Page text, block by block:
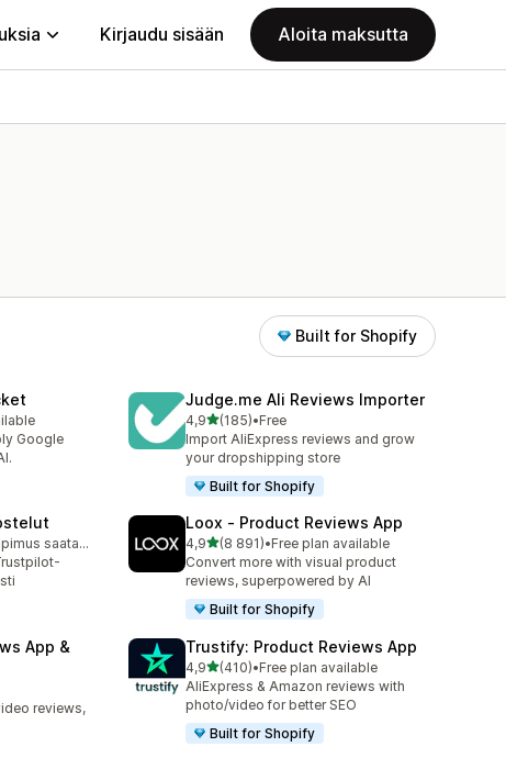
Kirjaudu sisään Aloita maksutta
Built for Shopify
Google
Judge.me Ali Reviews Importer
4,9/ 5 tähteä
(185)
185 arvostelua yhteensä
•Free
Import AliExpress reviews and grow
your dropshipping store
Built for Shopify
Ilmainen sopimus saatavilla
Loox ‑ Product Reviews App
4,9/ 5 tähteä
(8 891)
8891 arvostelua yhteensä
•Free plan available
Convert more with visual product
reviews, superpowered by AI
Built for Shopify
App &
reviews,
Trustify: Product Reviews App
4,9/ 5 tähteä
(410)
410 arvostelua yhteensä
•Free plan available
AliExpress & Amazon reviews with
photo/video for better SEO
Built for Shopify